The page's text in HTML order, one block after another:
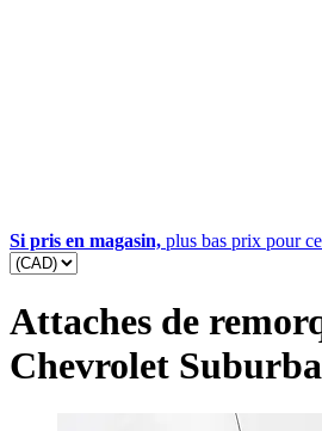
Si pris en magasin, plus bas prix pour
Attaches de
Chevrolet